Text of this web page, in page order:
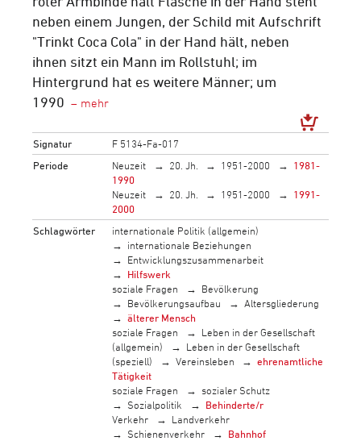
neben einem Jungen, der Schild mit Aufschrift
"Trinkt Coca Cola" in der Hand hält, neben
ihnen sitzt ein Mann im Rollstuhl; im
Hintergrund hat es weitere Männer; um
1990
Signatur
F 5134-Fa-017
Periode
Neuzeit 20. Jh. 1951-2000
1981-
1990
Neuzeit
20. Jh. 1951-2000
1991-
2000
Schlagwörter
internationale Politik (allgemein)
internationale Beziehungen
Entwicklungszusammenarbeit
Hilfswerk
soziale Fragen
Bevölkerung
Bevölkerungsaufbau
Altersgliederung
älterer Mensch
soziale Fragen
Leben in der Gesellschaft
(allgemein)
Leben in der Gesellschaft
(speziell)
Vereinsleben
ehrenamtliche
Tätigkeit
soziale Fragen
sozialer Schutz
Sozialpolitik
Behinderte/r
Verkehr
Landverkehr
Schienenverkehr
Bahnhof